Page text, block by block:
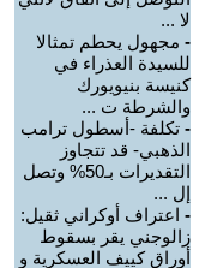
لا ...
- مجهول يحطم تمثالا
للسيدة العذراء في
كنيسة بنيويورك
والشرطة ت ...
- تكلفة -أسطول ترامب
الذهبي- قد تتجاوز
التقديرات بـ50% وتصل
إل ...
- اعتراف أوكراني ثقيل:
زالوجني يقر بسقوط
أوراق كييف العسكرية و